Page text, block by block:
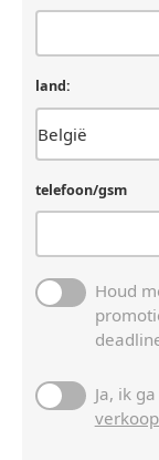
land:
telefoon/gsm
Houd
Ja, ik